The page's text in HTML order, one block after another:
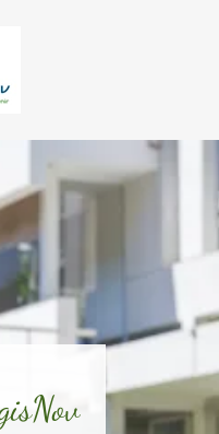
Groupe LogisNov